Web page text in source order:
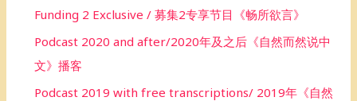
Funding 2 Exclusive / 募集2专享节目《畅所欲言》
Podcast 2020 and after/2020年及之后《自然而然说中
文》播客
Podcast 2019 with free transcriptions/ 2019年《自然